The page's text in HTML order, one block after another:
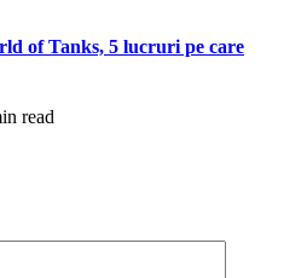
of Tanks, 5 lucruri pe care
read